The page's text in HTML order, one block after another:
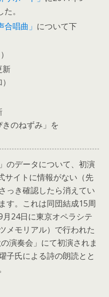
。
唱曲」 について下
新
きのねずみ」を
のデータについて、初演
サイトに情報がない（先
っき確認したら消えてい
す。これは同団結成15周
24日に東京オペラシテ
メモリアル）で行われた
演奏会」にて初演されま
子氏による詩の朗読とと